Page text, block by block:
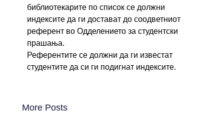
библиотекарите по список се должни
индексите да ги достават до соодветниот
референт во Одделението за студентски
прашања.
Референтите се должни да ги известат
студентите да си ги подигнат индексите.
More Posts